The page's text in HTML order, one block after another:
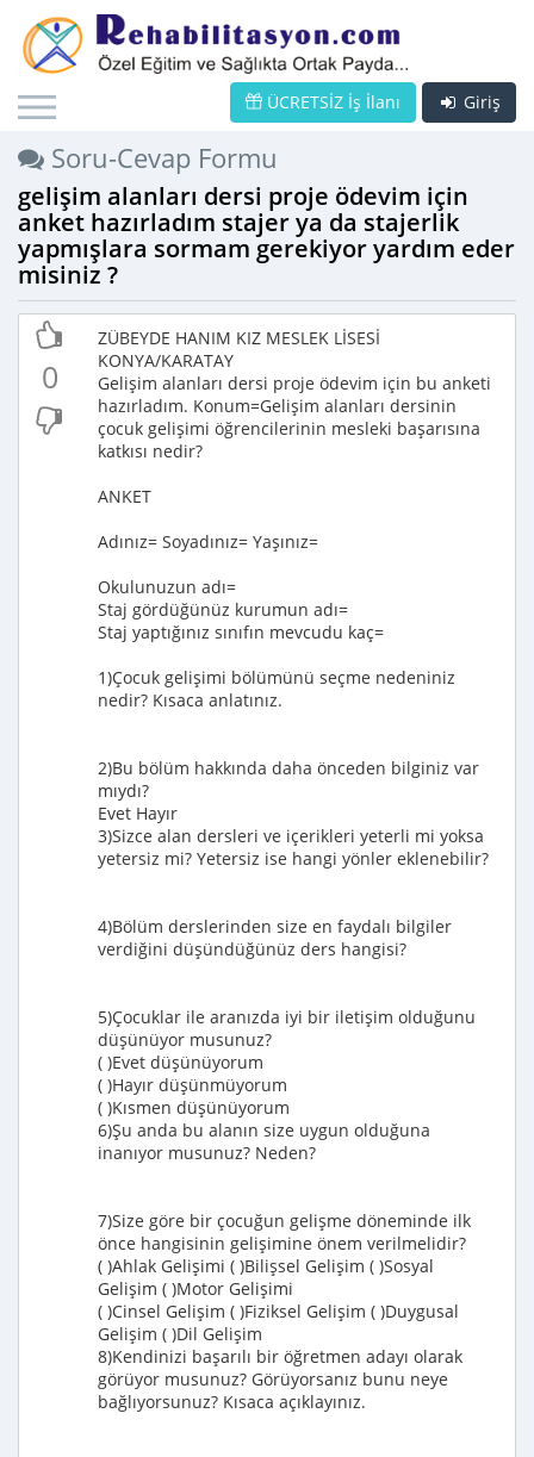
Giriş
ÜCRETSİZ İş İlanı
Soru-Cevap Formu
gelişim alanları dersi proje ödevim için
anket hazırladım stajer ya da stajerlik
yapmışlara sormam gerekiyor yardım eder
misiniz ?
0
ZÜBEYDE HANIM KIZ MESLEK LİSESİ
KONYA/KARATAY
Gelişim alanları dersi proje ödevim için bu anketi
hazırladım. Konum=Gelişim alanları dersinin
çocuk gelişimi öğrencilerinin mesleki başarısına
katkısı nedir?
ANKET
Adınız= Soyadınız= Yaşınız=
Okulunuzun adı=
Staj gördüğünüz kurumun adı=
Staj yaptığınız sınıfın mevcudu kaç=
1)Çocuk gelişimi bölümünü seçme nedeniniz
nedir? Kısaca anlatınız.
2)Bu bölüm hakkında daha önceden bilginiz var
mıydı?
Evet Hayır
3)Sizce alan dersleri ve içerikleri yeterli mi yoksa
yetersiz mi? Yetersiz ise hangi yönler eklenebilir?
4)Bölüm derslerinden size en faydalı bilgiler
verdiğini düşündüğünüz ders hangisi?
5)Çocuklar ile aranızda iyi bir iletişim olduğunu
düşünüyor musunuz?
( )Evet düşünüyorum
( )Hayır düşünmüyorum
( )Kısmen düşünüyorum
6)Şu anda bu alanın size uygun olduğuna
inanıyor musunuz? Neden?
7)Size göre bir çocuğun gelişme döneminde ilk
önce hangisinin gelişimine önem verilmelidir?
( )Ahlak Gelişimi ( )Bilişsel Gelişim ( )Sosyal
Gelişim ( )Motor Gelişimi
( )Cinsel Gelişim ( )Fiziksel Gelişim ( )Duygusal
Gelişim ( )Dil Gelişim
8)Kendinizi başarılı bir öğretmen adayı olarak
görüyor musunuz? Görüyorsanız bunu neye
bağlıyorsunuz? Kısaca açıklayınız.